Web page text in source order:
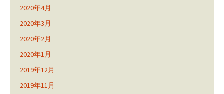
2020年4月
2020年3月
2020年2月
2020年1月
2019年12月
2019年11月